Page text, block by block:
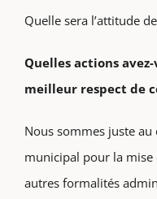
Quelle sera l’attitude
Quelles actions
meilleur respect de
Nous sommes juste
municipal pour la mise
autres formalités